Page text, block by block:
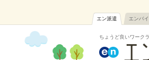
エン派遣 エンバ
ちょうど良いワーク